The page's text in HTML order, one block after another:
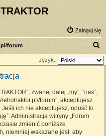
Zaloguj się
forum
z
Język:
zwanej dalej „my”, ”nas”,
retrotraktor.pl//forum”, akceptujesz
ich nie akceptujesz, opuść to
Administracja witryny „Forum
zmienić poniższe
niemniej wskazane jest, aby